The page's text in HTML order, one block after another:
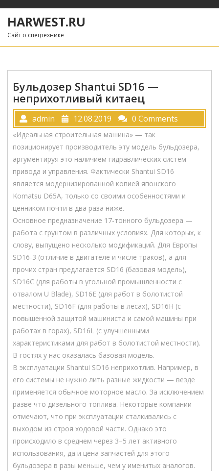
content
HARWEST.RU
Сайт о спецтехнике
Бульдозер Shantui SD16 —
неприхотливый китаец
admin 12.08.2019 0 Comments
«Идеальная строительная машина» — так
позиционирует производитель эту модель бульдозера,
аргументируя это наличием гидравлических систем
привода и управления. Фактически Shantui SD16
является модернизированной копией японского
Komatsu D65A, только со своими особенностями и
ценником почти в два раза ниже.
Основное предназначение 17-тонного бульдозера —
работа с грунтом в различных условиях. Для которых, к
слову, выпущено несколько модификаций. Для Европы
SD16-3 (отличие в двигателе и числе траков), а для
прочих стран предлагается SD16 (базовая модель),
SD16C (для работы в угольной промышленности с
отвалом U Blade), SD16E (для работ в болотистой
местности), SD16F (для работы в лесах), SD16H (с
повышенной защитой машиниста и самой машины при
работах в горах), SD16L (с улучшенными
характеристиками для работ в болотистой местности).
В гостях у нас оказалась базовая модель.
В эксплуатации Shantui SD16 неприхотлив. Например, в
его системы не нужно лить разные жидкости — везде
применяется обычное моторное масло. За исключением
разве что дизельного топлива. Некоторые компании
отмечают, что при эксплуатации сталкивались с
выходом из строя ходовой части. Однако это
происходило в среднем через 3–5 лет активного
использования, да и цена запчастей для этого
бульдозера в разы меньше, чем у именитых аналогов.